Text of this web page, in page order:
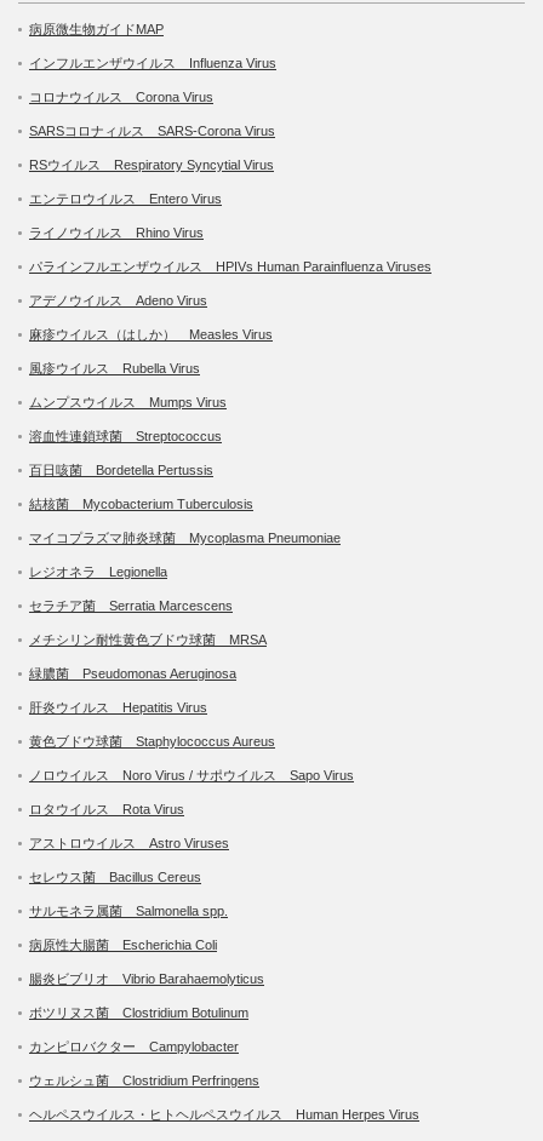
病原微生物ガイドMAP
インフルエンザウイルス Influenza Virus
コロナウイルス Corona Virus
SARSコロナィルス SARS-Corona Virus
RSウイルス Respiratory Syncytial Virus
エンテロウイルス Entero Virus
ライノウイルス Rhino Virus
パラインフルエンザウイルス HPIVs Human Parainfluenza Viruses
アデノウイルス Adeno Virus
麻疹ウイルス（はしか） Measles Virus
風疹ウイルス Rubella Virus
ムンプスウイルス Mumps Virus
溶血性連鎖球菌 Streptococcus
百日咳菌 Bordetella Pertussis
結核菌 Mycobacterium Tuberculosis
マイコプラズマ肺炎球菌 Mycoplasma Pneumoniae
レジオネラ Legionella
セラチア菌 Serratia Marcescens
メチシリン耐性黄色ブドウ球菌 MRSA
緑膿菌 Pseudomonas Aeruginosa
肝炎ウイルス Hepatitis Virus
黄色ブドウ球菌 Staphylococcus Aureus
ノロウイルス Noro Virus / サポウイルス Sapo Virus
ロタウイルス Rota Virus
アストロウイルス Astro Viruses
セレウス菌 Bacillus Cereus
サルモネラ属菌 Salmonella spp.
病原性大腸菌 Escherichia Coli
腸炎ビブリオ Vibrio Barahaemolyticus
ボツリヌス菌 Clostridium Botulinum
カンピロバクター Campylobacter
ウェルシュ菌 Clostridium Perfringens
ヘルペスウイルス・ヒトヘルペスウイルス Human Herpes Virus